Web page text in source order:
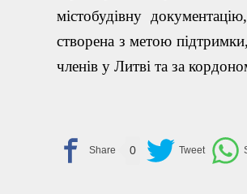
містобудівну
створена з метою
членів у Литві та за
0